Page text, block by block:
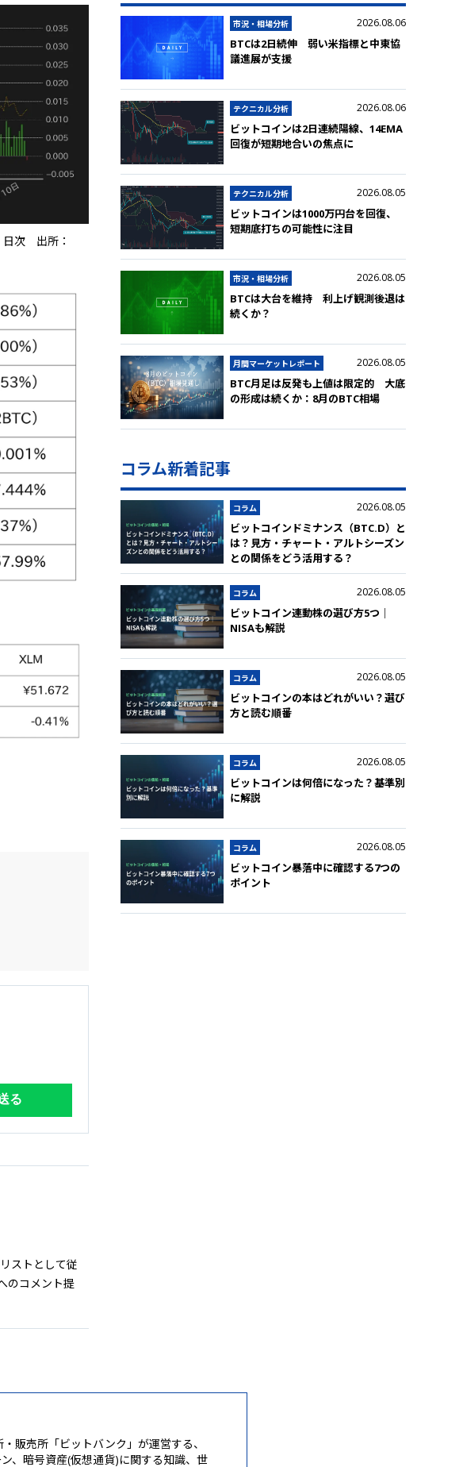
日次 出所：
る
ストとして従
のコメント提
市況・相場分析 2026.08.06
BTCは2日続伸 弱い米指標と中東協
議進展が支援
テクニカル分析 2026.08.06
ビットコインは2日連続陽線、14EMA
回復が短期地合いの焦点に
テクニカル分析 2026.08.05
ビットコインは1000万円台を回復、
短期底打ちの可能性に注目
市況・相場分析 2026.08.05
BTCは大台を維持 利上げ観測後退は
続くか？
月間マーケットレポート 2026.08.05
BTC月足は反発も上値は限定的 大底
の形成は続くか：8月のBTC相場
コラム新着記事
コラム 2026.08.05
ビットコインドミナンス（BTC.D）と
は？見方・チャート・アルトシーズン
との関係をどう活用する？
コラム 2026.08.05
ビットコイン連動株の選び方5つ｜
NISAも解説
コラム 2026.08.05
ビットコインの本はどれがいい？選び
方と読む順番
コラム 2026.08.05
ビットコインは何倍になった？基準別
に解説
コラム 2026.08.05
ビットコイン暴落中に確認する7つの
ポイント
販売所「ビットバンク」が運営する、
、暗号資産(仮想通貨)に関する知識、世